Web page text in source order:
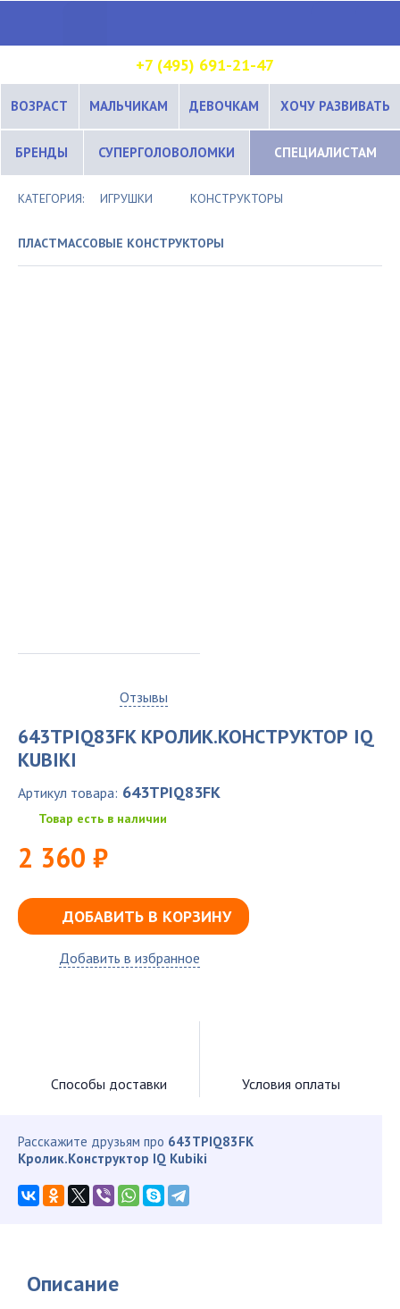
+7 (495) 691-21-47
ВОЗРАСТ МАЛЬЧИКАМ ДЕВОЧКАМ ХОЧУ РАЗВИВАТЬ
БРЕНДЫ СУПЕРГОЛОВОЛОМКИ СПЕЦИАЛИСТАМ
КАТЕГОРИЯ: ИГРУШКИ КОНСТРУКТОРЫ
ПЛАСТМАССОВЫЕ КОНСТРУКТОРЫ
Отзывы
643TPIQ83FK КРОЛИК.КОНСТРУКТОР IQ
KUBIKI
Артикул товара: 643TPIQ83FK
Товар есть в наличии
2 360 ₽
ДОБАВИТЬ В КОРЗИНУ
Добавить в избранное
Способы доставки Условия оплаты
Расскажите друзьям про 643TPIQ83FK
Кролик.Конструктор IQ Kubiki
Описание